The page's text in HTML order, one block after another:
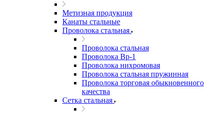
Метизная продукция
Канаты стальные
Проволока стальная
Проволока стальная
Проволока Вр-1
Проволока нихромовая
Проволока стальная пружинная
Проволока торговая обыкновенного
качества
Сетка стальная